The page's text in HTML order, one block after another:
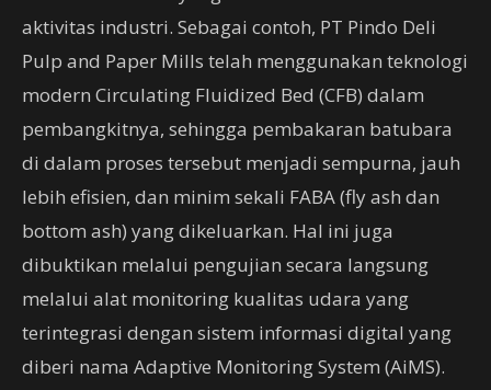
aktivitas industri. Sebagai contoh, PT Pindo Deli
Pulp and Paper Mills telah menggunakan teknologi
modern Circulating Fluidized Bed (CFB) dalam
pembangkitnya, sehingga pembakaran batubara
di dalam proses tersebut menjadi sempurna, jauh
lebih efisien, dan minim sekali FABA (fly ash dan
bottom ash) yang dikeluarkan. Hal ini juga
dibuktikan melalui pengujian secara langsung
melalui alat monitoring kualitas udara yang
terintegrasi dengan sistem informasi digital yang
diberi nama Adaptive Monitoring System (AiMS).